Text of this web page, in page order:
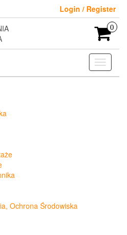
Login / Register
0
Toggle
Ochrona Środowiska